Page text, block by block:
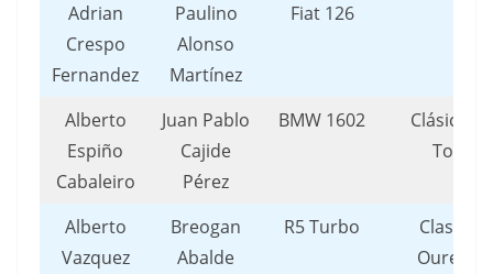
Adrian
Crespo
Fernandez
Paulino
Alonso
Martínez
Fiat 126
Alberto
Espiño
Cabaleiro
Juan Pablo
Cajide
Pérez
BMW 1602
Clásicos
Toxo
Alberto
Vazquez
Breogan
Abalde
R5 Turbo
Clasicos
Ourense